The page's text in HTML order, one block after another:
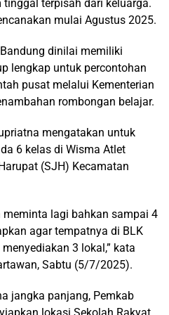
terpisah dari keluarga.
mulai Agustus 2025.
dinilai memiliki
lengkap untuk percontohan
pusat melalui Kementerian
rombongan belajar.
mengatakan untuk
6 kelas di Wisma Atlet
(SJH) Kecamatan
meminta lagi bahkan sampai 4
agar tempatnya di BLK
3 lokal,” kata
Sabtu (5/7/2025).
jangka panjang, Pemkab
lokasi Sekolah Rakyat